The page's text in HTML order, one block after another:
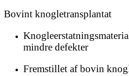
Bovint knogletransplantat
mindre defekter
Fremstillet af bovin